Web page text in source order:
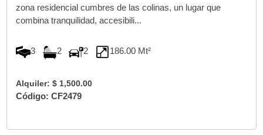
zona residencial cumbres de las colinas, un lugar que
combina tranquilidad, accesibili...
3 2 2 186.00 Mt²
Alquiler: $ 1,500.00
Código: CF2479